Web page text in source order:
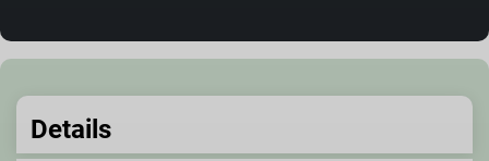
Details